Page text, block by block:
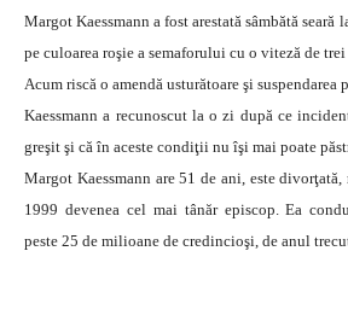
Margot Kaessmann a fost arestată sâmbătă seară
pe culoarea roşie a semaforului cu o viteză de
Acum riscă o amendă usturătoare şi
Kaessmann a recunoscut la o zi după ce
greşit şi că în aceste condiţii nu îşi mai poate
Margot Kaessmann are 51 de ani, este
1999 devenea cel mai tânăr episcop. Ea
peste 25 de milioane de credincioşi, de anul